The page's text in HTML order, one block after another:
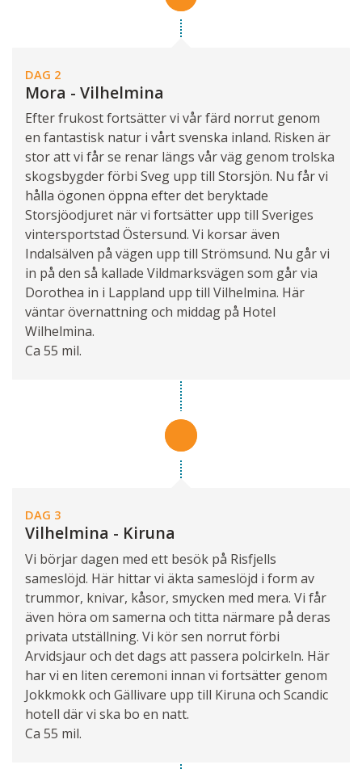
DAG 2
Mora - Vilhelmina
Efter frukost fortsätter vi vår färd norrut genom
en fantastisk natur i vårt svenska inland. Risken är
stor att vi får se renar längs vår väg genom trolska
skogsbygder förbi Sveg upp till Storsjön. Nu får vi
hålla ögonen öppna efter det beryktade
Storsjöodjuret när vi fortsätter upp till Sveriges
vintersportstad Östersund. Vi korsar även
Indalsälven på vägen upp till Strömsund. Nu går vi
in på den så kallade Vildmarksvägen som går via
Dorothea in i Lappland upp till Vilhelmina. Här
väntar övernattning och middag på Hotel
Wilhelmina.
Ca 55 mil.
DAG 3
Vilhelmina - Kiruna
Vi börjar dagen med ett besök på Risfjells
sameslöjd. Här hittar vi äkta sameslöjd i form av
trummor, knivar, kåsor, smycken med mera. Vi får
även höra om samerna och titta närmare på deras
privata utställning. Vi kör sen norrut förbi
Arvidsjaur och det dags att passera polcirkeln. Här
har vi en liten ceremoni innan vi fortsätter genom
Jokkmokk och Gällivare upp till Kiruna och Scandic
hotell där vi ska bo en natt.
Ca 55 mil.